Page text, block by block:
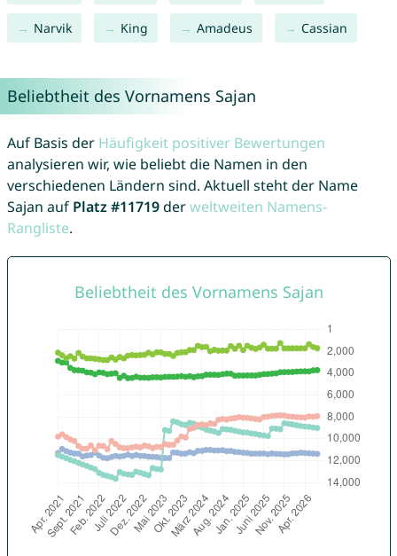
Narvik King Amadeus Cassian
Beliebtheit des Vornamens Sajan
Auf Basis der Häufigkeit positiver Bewertungen
analysieren wir, wie beliebt die Namen in den
verschiedenen Ländern sind. Aktuell steht der Name
Sajan auf Platz #11719derweltweiten Namens-
Rangliste.